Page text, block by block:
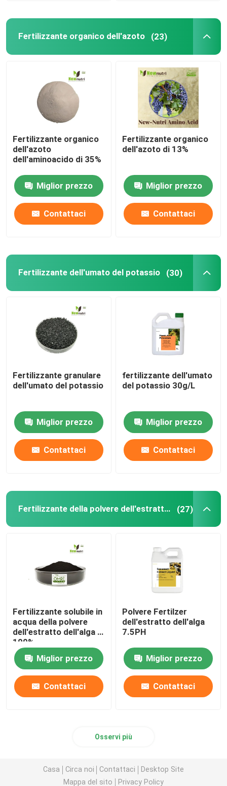
Fertilizzante organico dell'azoto (23)
Fertilizzante organico
dell'azoto
dell'aminoacido di 35%
Miglior prezzo
Contattaci
Fertilizzante organico
dell'azoto di 13%
Miglior prezzo
Contattaci
Fertilizzante dell'umato del potassio (30)
Fertilizzante granulare
dell'umato del potassio
Miglior prezzo
Contattaci
fertilizzante dell'umato
del potassio 30g/L
Miglior prezzo
Contattaci
Fertilizzante della polvere dell'estratto dell'alga (27)
Fertilizzante solubile in
acqua della polvere
dell'estratto dell'alga di
100%
Miglior prezzo
Contattaci
Polvere Fertilzer
dell'estratto dell'alga
7.5PH
Miglior prezzo
Contattaci
Osservi più
Casa Circa noi Contattaci
Desktop Site
Mappa del sito
Privacy Policy